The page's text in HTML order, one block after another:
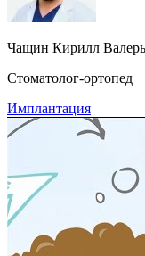
Чащин Кирилл
Стоматолог-ортопед
Имплантация